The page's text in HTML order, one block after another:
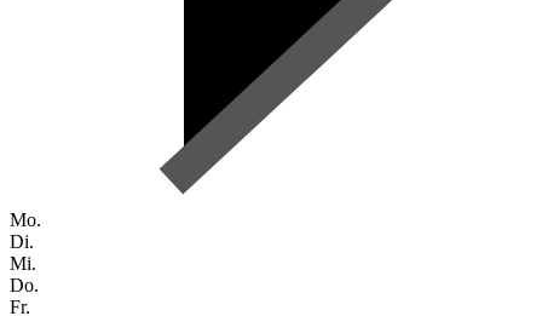
Mo.
Di.
Mi.
Do.
Fr.